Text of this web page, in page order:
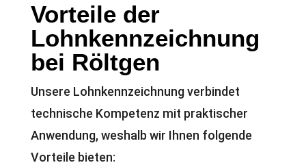
Vorteile der
Lohnkennzeichnung
bei Röltgen
Unsere Lohnkennzeichnung verbindet
technische Kompetenz mit praktischer
Anwendung, weshalb wir Ihnen folgende
Vorteile bieten: